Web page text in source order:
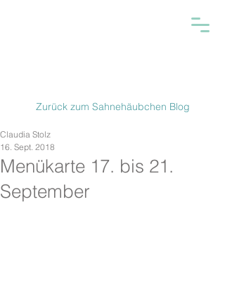
Zurück zum Sahnehäubchen Blog
Menükarte 17. bis 21.
September
Claudia Stolz
16. Sept. 2018